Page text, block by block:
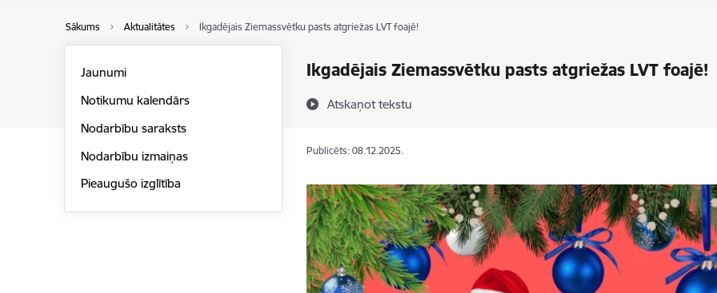
Sākums Aktualitātes Ikgadējais Ziemassvētku pasts atgriežas LVT foajē!
Ikgadējais Ziemassvētku pasts atgriežas LVT foajē!
Atskaņot tekstu
Jaunumi
Notikumu kalendārs
Nodarbību saraksts
Nodarbību izmaiņas
Pieaugušo izglītība
Publicēts: 08.12.2025.